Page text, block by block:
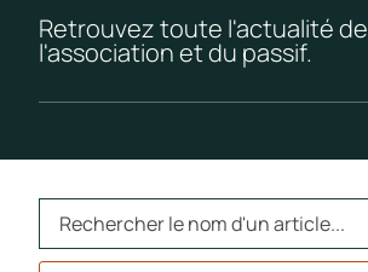
Retrouvez toute l'actualité de
l'association et du passif.